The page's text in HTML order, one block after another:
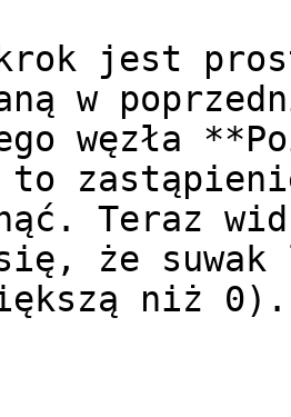
jest
w
węzła
to
Teraz
że
niż 0).